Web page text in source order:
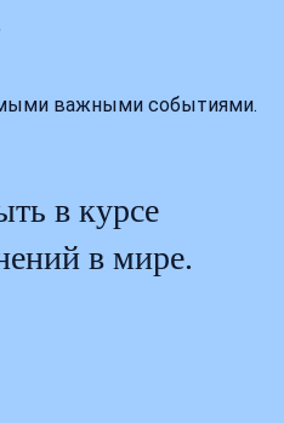
важными событиями.
в курсе
в мире.